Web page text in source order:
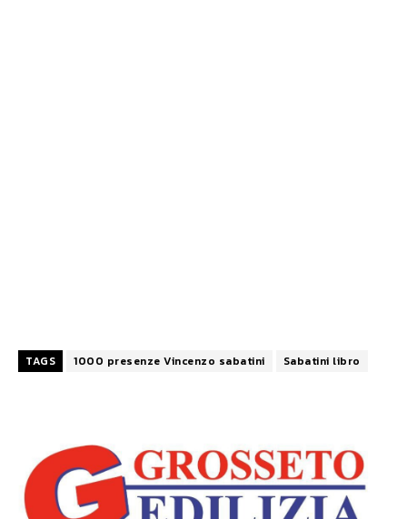
TAGS 1000 presenze Vincenzo sabatini Sabatini libro